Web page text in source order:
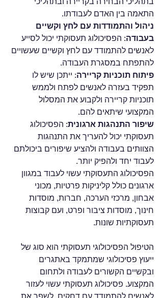
התאמה בין האדם לעבודתו.
ניהול והתמודדות עם לחץ וקשיים
בעבודה: הפסיכולוג תעסוקתי יכול לסייע
לאנשים להתמודד עם לחץ וקשיים שעשויים
להתפתח במסגרת העבודה.
פיתוח תוכניות קריירה: ייתכן שיש לו
תפקיד בעזרה לאנשים לפתח ולממש
תוכניות קריירה ולקבוע את המסלול
המקצועי שיתאים להם.
שיפור התנהגות ארגונית: הפסיכולוג
תעסוקתי יכול להעריך את התנהגות
הצוותים בעבודה ולהציע שיפורים ביכולתם
לעבוד יחד ולהפיק יותר.
הפסיכולוג התעסוקתי עשוי לעבוד במגוון
ארגונים כולל קליניקות פרטיות, מכוני
אבחון, מרכזי הערכה, חברות, מוסדות
חינוך, מוסדות ציבור ופרט, ועם קבוצות
תעסוקתיות שונות.
הטיפול הפסיכולוגי תעסוקתי הוא סוג של
ייעוץ פסיכולוגי שמתמקד באתגרים
ובקשיים הקשורים לעבודה ולתחום
המקצוע. פסיכולוג תעסוקתי עשוי לעזור